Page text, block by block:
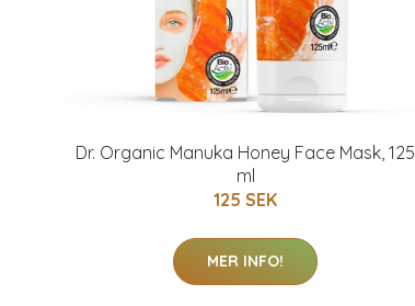
Dr. Organic Manuka Honey Face Mask, 125
ml
125 SEK
MER INFO!